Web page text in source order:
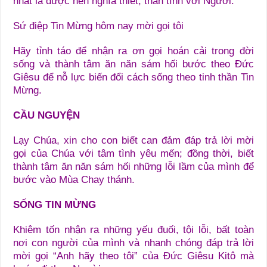
Sứ điệp Tin Mừng hôm nay mời gọi tôi
Hãy tỉnh táo để nhận ra ơn gọi hoán cải trong đời
sống và thành tâm ăn năn sám hối bước theo Đức
Giêsu để nỗ lực biến đổi cách sống theo tinh thần Tin
Mừng.
CẦU NGUYỆN
Lạy Chúa, xin cho con biết can đảm đáp trả lời mời
gọi của Chúa với tâm tình yêu mến; đồng thời, biết
thành tâm ăn năn sám hối những lỗi lầm của mình để
bước vào Mùa Chay thánh.
SỐNG TIN MỪNG
Khiêm tốn nhận ra những yếu đuối, tội lỗi, bất toàn
nơi con người của mình và nhanh chóng đáp trả lời
mời gọi “Anh hãy theo tôi” của Đức Giêsu Kitô mà